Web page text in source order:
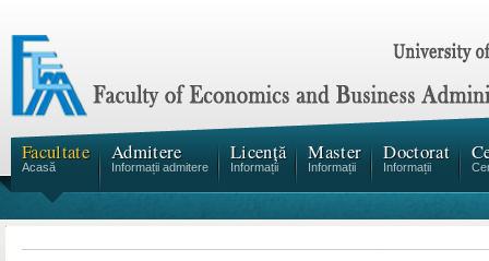
Facultate
Acasă
Admitere
Informații admitere
Licență
Informații
Master
Informații
Doctorat
Informații